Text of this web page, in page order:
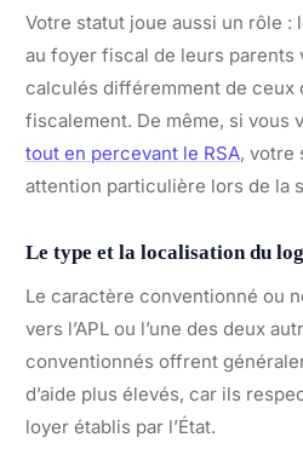
Votre statut joue aussi un rôle :
au foyer fiscal de leurs parents
calculés différemment de ceux
fiscalement. De même, si vous
tout en percevant le RSA, votre
attention particulière lors de la
Le type et la localisation du
Le caractère conventionné ou
vers l’APL ou l’une des deux
conventionnés offrent
d’aide plus élevés, car ils
loyer établis par l’État.